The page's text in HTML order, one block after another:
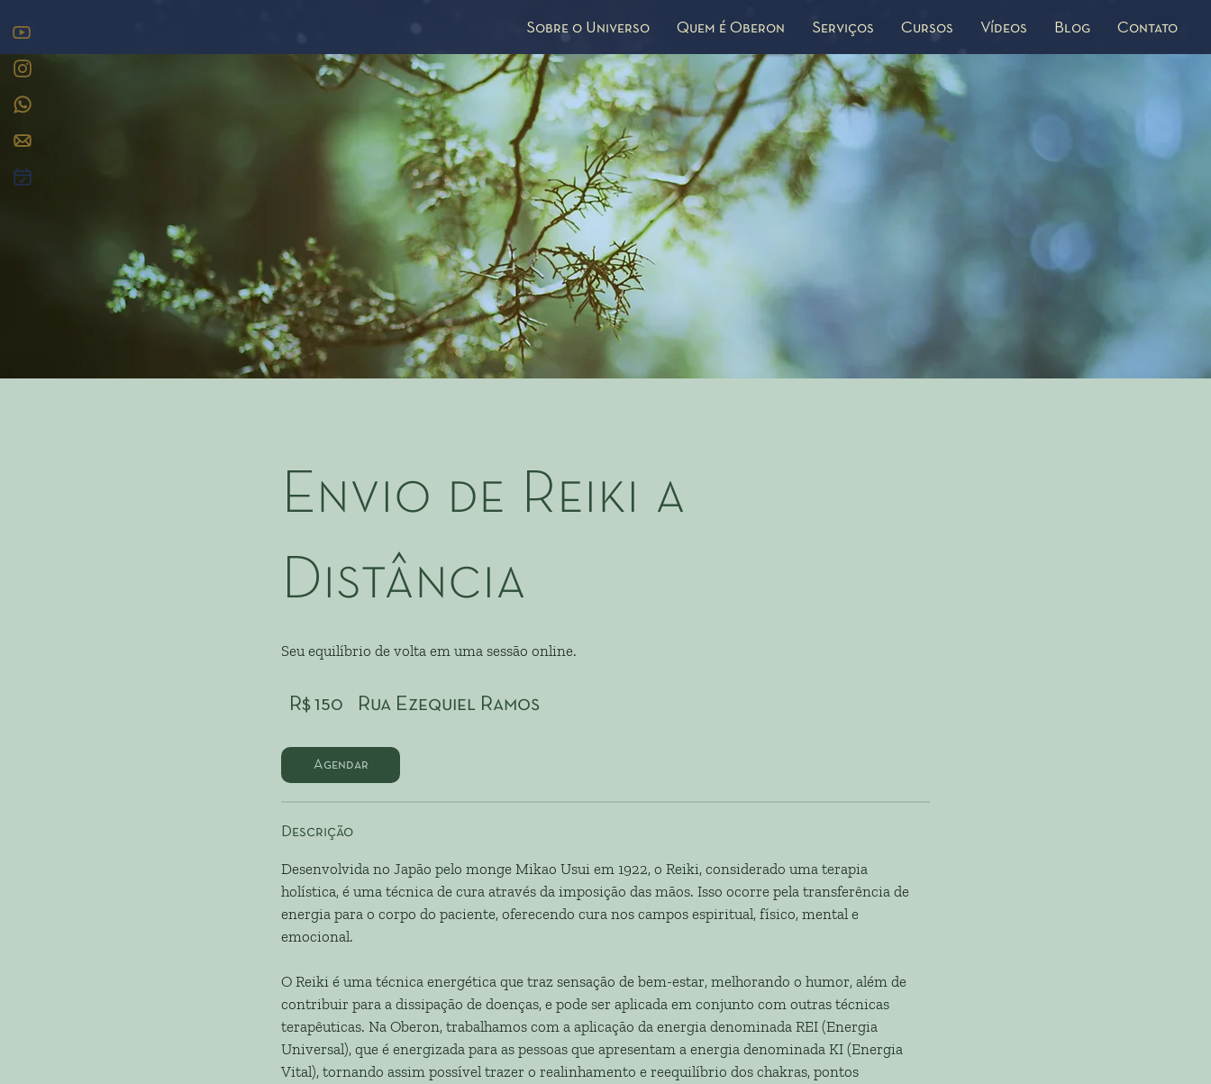
Envio de Reiki a
Distância
Seu equilíbrio de volta em uma sessão online.
Reais
brasileiros
R$ 150 Rua Ezequiel Ramos
Agendar
Descrição
Desenvolvida no Japão pelo monge Mikao Usui em 1922, o Reiki, considerado uma terapia
holística, é uma técnica de cura através da imposição das mãos. Isso ocorre pela transferência de
energia para o corpo do paciente, oferecendo cura nos campos espiritual, físico, mental e
emocional.
O Reiki é uma técnica energética que traz sensação de bem-estar, melhorando o humor, além de
contribuir para a dissipação de doenças, e pode ser aplicada em conjunto com outras técnicas
terapêuticas. Na Oberon, trabalhamos com a aplicação da energia denominada REI (Energia
Universal), que é energizada para as pessoas que apresentam a energia denominada KI (Energia
Vital), tornando assim possível trazer o realinhamento e reequilíbrio dos chakras, pontos
Sobre o Universo Quem é Oberon Serviços Cursos Vídeos Blog Contato